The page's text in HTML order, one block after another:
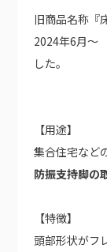
旧商品名称『
2024年6月～
した。
【用途】
集合住宅など
防振支持脚の
【特徴】
頭部形状がフ